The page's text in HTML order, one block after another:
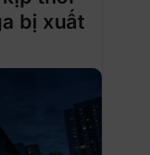
bị xuất